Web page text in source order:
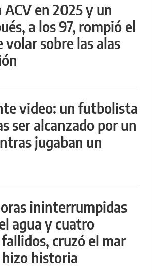
en 2025 y un
a los 97, rompió el
volar sobre las alas
video: un futbolista
ser alcanzado por un
jugaban un
ininterrumpidas
agua y cuatro
cruzó el mar
historia